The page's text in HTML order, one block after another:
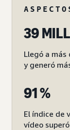
39
Llegó a más
y generó
91 %
El índice de
vídeo